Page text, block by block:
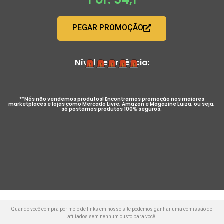
PEGAR PROMOÇÃO
Nível de Urgência:
**Nós não vendemos produtos! Encontramos promoção nos maiores
marketplaces e lojas como Mercado Livre, Amazon e Magazine Luiza, ou seja,
só postamos produtos 100% seguros.
Quando você compra por meio de links em nosso site podemos ganhar uma comissão de
afiliados sem nenhum custo para você.